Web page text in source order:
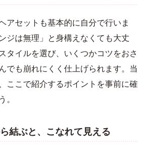
アセットも基本的に自分で行いま
ジは無理」と身構えなくても大丈
タイルを選び、いくつかコツをおさ
でも崩れにくく仕上げられます。当
ここで紹介するポイントを事前に確
。
結ぶと、こなれて見える